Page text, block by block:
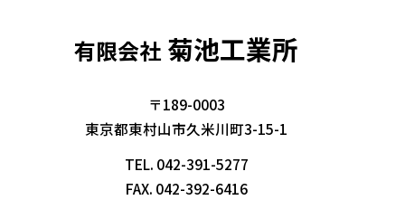
有限会社 菊池工業所
〒189-0003
東京都東村山市久米川町3-15-1
TEL. 042-391-5277
FAX. 042-392-6416